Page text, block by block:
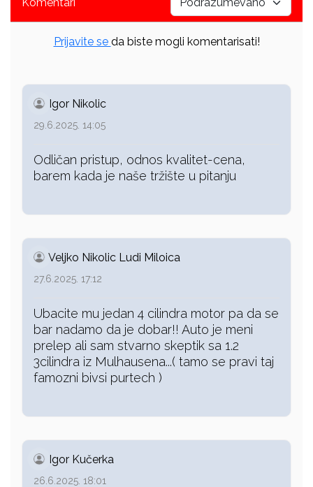
Prijavite se da biste mogli komentarisati!
Igor Nikolic
29.6.2025. 14:05
Odličan pristup, odnos kvalitet-cena,
barem kada je naše tržište u pitanju
Veljko Nikolic Ludi Miloica
27.6.2025. 17:12
Ubacite mu jedan 4 cilindra motor pa da se
bar nadamo da je dobar!! Auto je meni
prelep ali sam stvarno skeptik sa 1.2
3cilindra iz Mulhausena...( tamo se pravi taj
famozni bivsi purtech )
Igor Kučerka
26.6.2025. 18:01